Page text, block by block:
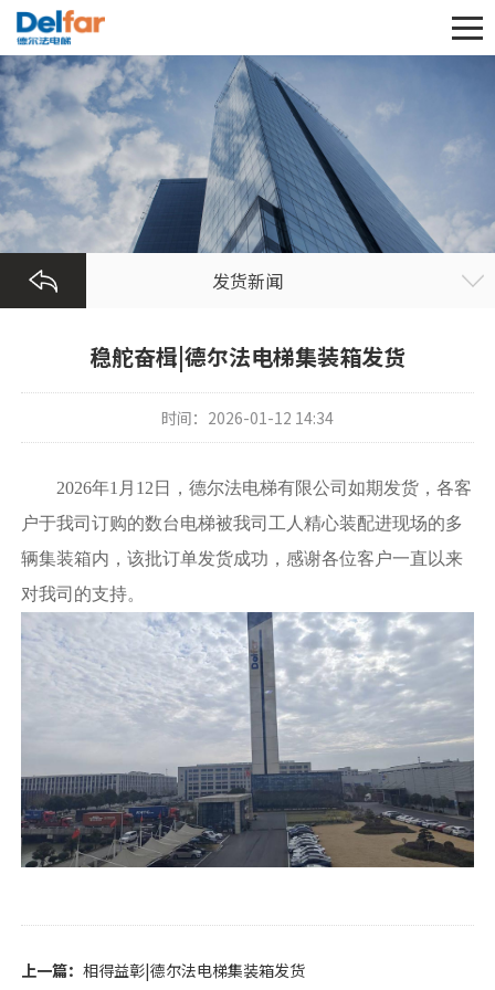
发货新闻
稳舵奋楫|德尔法电梯集装箱发货
时间：2026-01-12 14:34
2026年1月12 日， 德尔法电梯有限公司 如期发货，各客
户于我司订购的数台电梯被我司工人精心装配进现场的多
辆集装箱内 ， 该批订单发货成功，感谢各位客户一直以来
对我司的支持。
上一篇： 相得益彰|德尔法电梯集装箱发货